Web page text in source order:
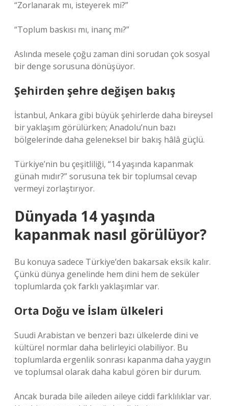
“Zorlanarak mı, isteyerek mi?”
“Toplum baskısı mı, inanç mı?”
Aslında mesele çoğu zaman dini sorudan çok sosyal
bir denge sorusuna dönüşüyor.
Şehirden şehre değişen bakış
İstanbul, Ankara gibi büyük şehirlerde daha bireysel
bir yaklaşım görülürken; Anadolu’nun bazı
bölgelerinde daha geleneksel bir bakış hâlâ güçlü.
Türkiye’nin bu çeşitliliği, “14 yaşında kapanmak
günah mıdır?” sorusuna tek bir toplumsal cevap
vermeyi zorlaştırıyor.
Dünyada 14 yaşında
kapanmak nasıl görülüyor?
Bu konuya sadece Türkiye’den bakarsak eksik kalır.
Çünkü dünya genelinde hem dini hem de seküler
toplumlarda çok farklı yaklaşımlar var.
Orta Doğu ve İslam ülkeleri
Suudi Arabistan ve benzeri bazı ülkelerde dini ve
kültürel normlar daha belirleyici olabiliyor. Bu
toplumlarda ergenlik sonrası kapanma daha yaygın
ve toplumsal olarak daha kabul gören bir durum.
Ancak burada bile aileden aileye ciddi farklılıklar var.